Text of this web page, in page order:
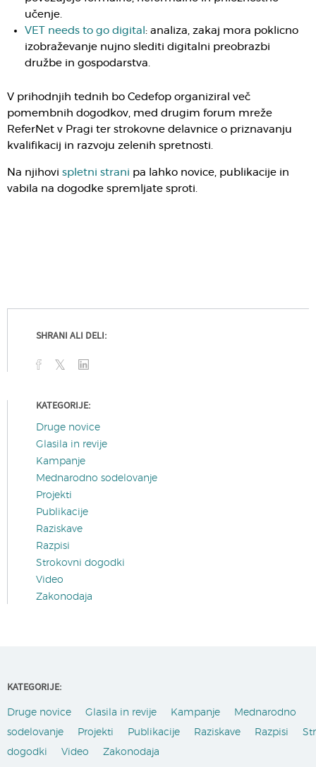
učenje.
VET needs to go digital : analiza, zakaj mora poklicno
izobraževanje nujno slediti digitalni preobrazbi
družbe in gospodarstva.
V prihodnjih tednih bo Cedefop organiziral več
pomembnih dogodkov, med drugim forum mreže
ReferNet v Pragi ter strokovne delavnice o priznavanju
kvalifikacij in razvoju zelenih spretnosti.
Na njihovi spletni strani pa lahko novice, publikacije in
vabila na dogodke spremljate sproti.
SHRANI ALI DELI:
KATEGORIJE:
Druge novice
Glasila in revije
Kampanje
Mednarodno sodelovanje
Projekti
Publikacije
Raziskave
Razpisi
Strokovni dogodki
Video
Zakonodaja
KATEGORIJE:
Druge novice Glasila in revije Kampanje
Mednarodno
sodelovanje
Projekti Publikacije Raziskave Razpisi
dogodki
Video Zakonodaja